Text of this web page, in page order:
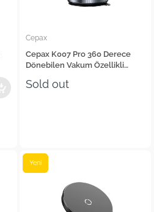
Cepax
Cepax K007 Pro 360 Derece
Dönebilen Vakum Özellikli
Sold out
Yeni